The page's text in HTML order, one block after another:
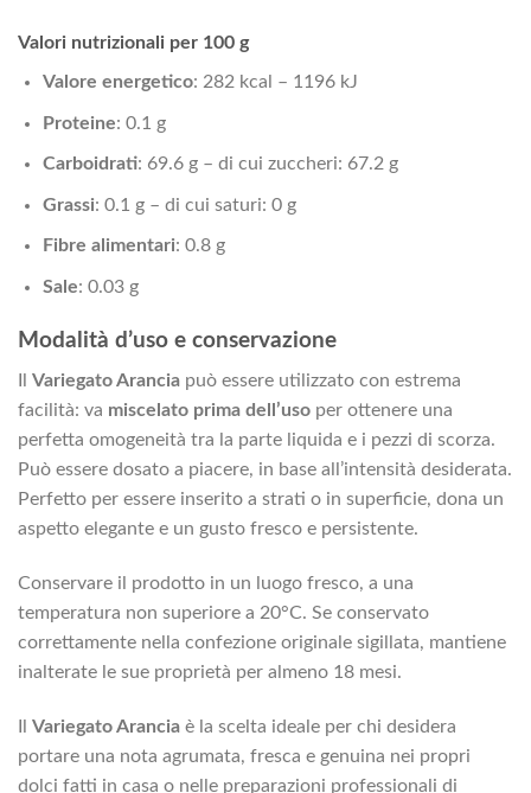
Valori nutrizionali per 100 g
Valore energetico: 282 kcal – 1196 kJ
Proteine: 0.1 g
Carboidrati: 69.6 g – di cui zuccheri: 67.2 g
Grassi: 0.1 g – di cui saturi: 0 g
Fibre alimentari: 0.8 g
Sale: 0.03 g
Modalità d’uso e conservazione
Variegato Arancia può essere utilizzato con estrema
facilità: va miscelato prima dell’uso per ottenere una
perfetta omogeneità tra la parte liquida e i pezzi di scorza.
Può essere dosato a piacere, in base all’intensità desiderata.
Perfetto per essere inserito a strati o in superficie, dona un
aspetto elegante e un gusto fresco e persistente.
Conservare il prodotto in un luogo fresco, a una
temperatura non superiore a 20°C. Se conservato
correttamente nella confezione originale sigillata, mantiene
inalterate le sue proprietà per almeno 18 mesi.
Variegato Arancia è la scelta ideale per chi desidera
portare una nota agrumata, fresca e genuina nei propri
dolci fatti in casa o nelle preparazioni professionali di